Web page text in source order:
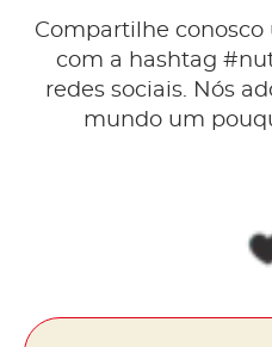
Compartilhe conosco
com a hashtag
redes sociais. Nós
mundo um